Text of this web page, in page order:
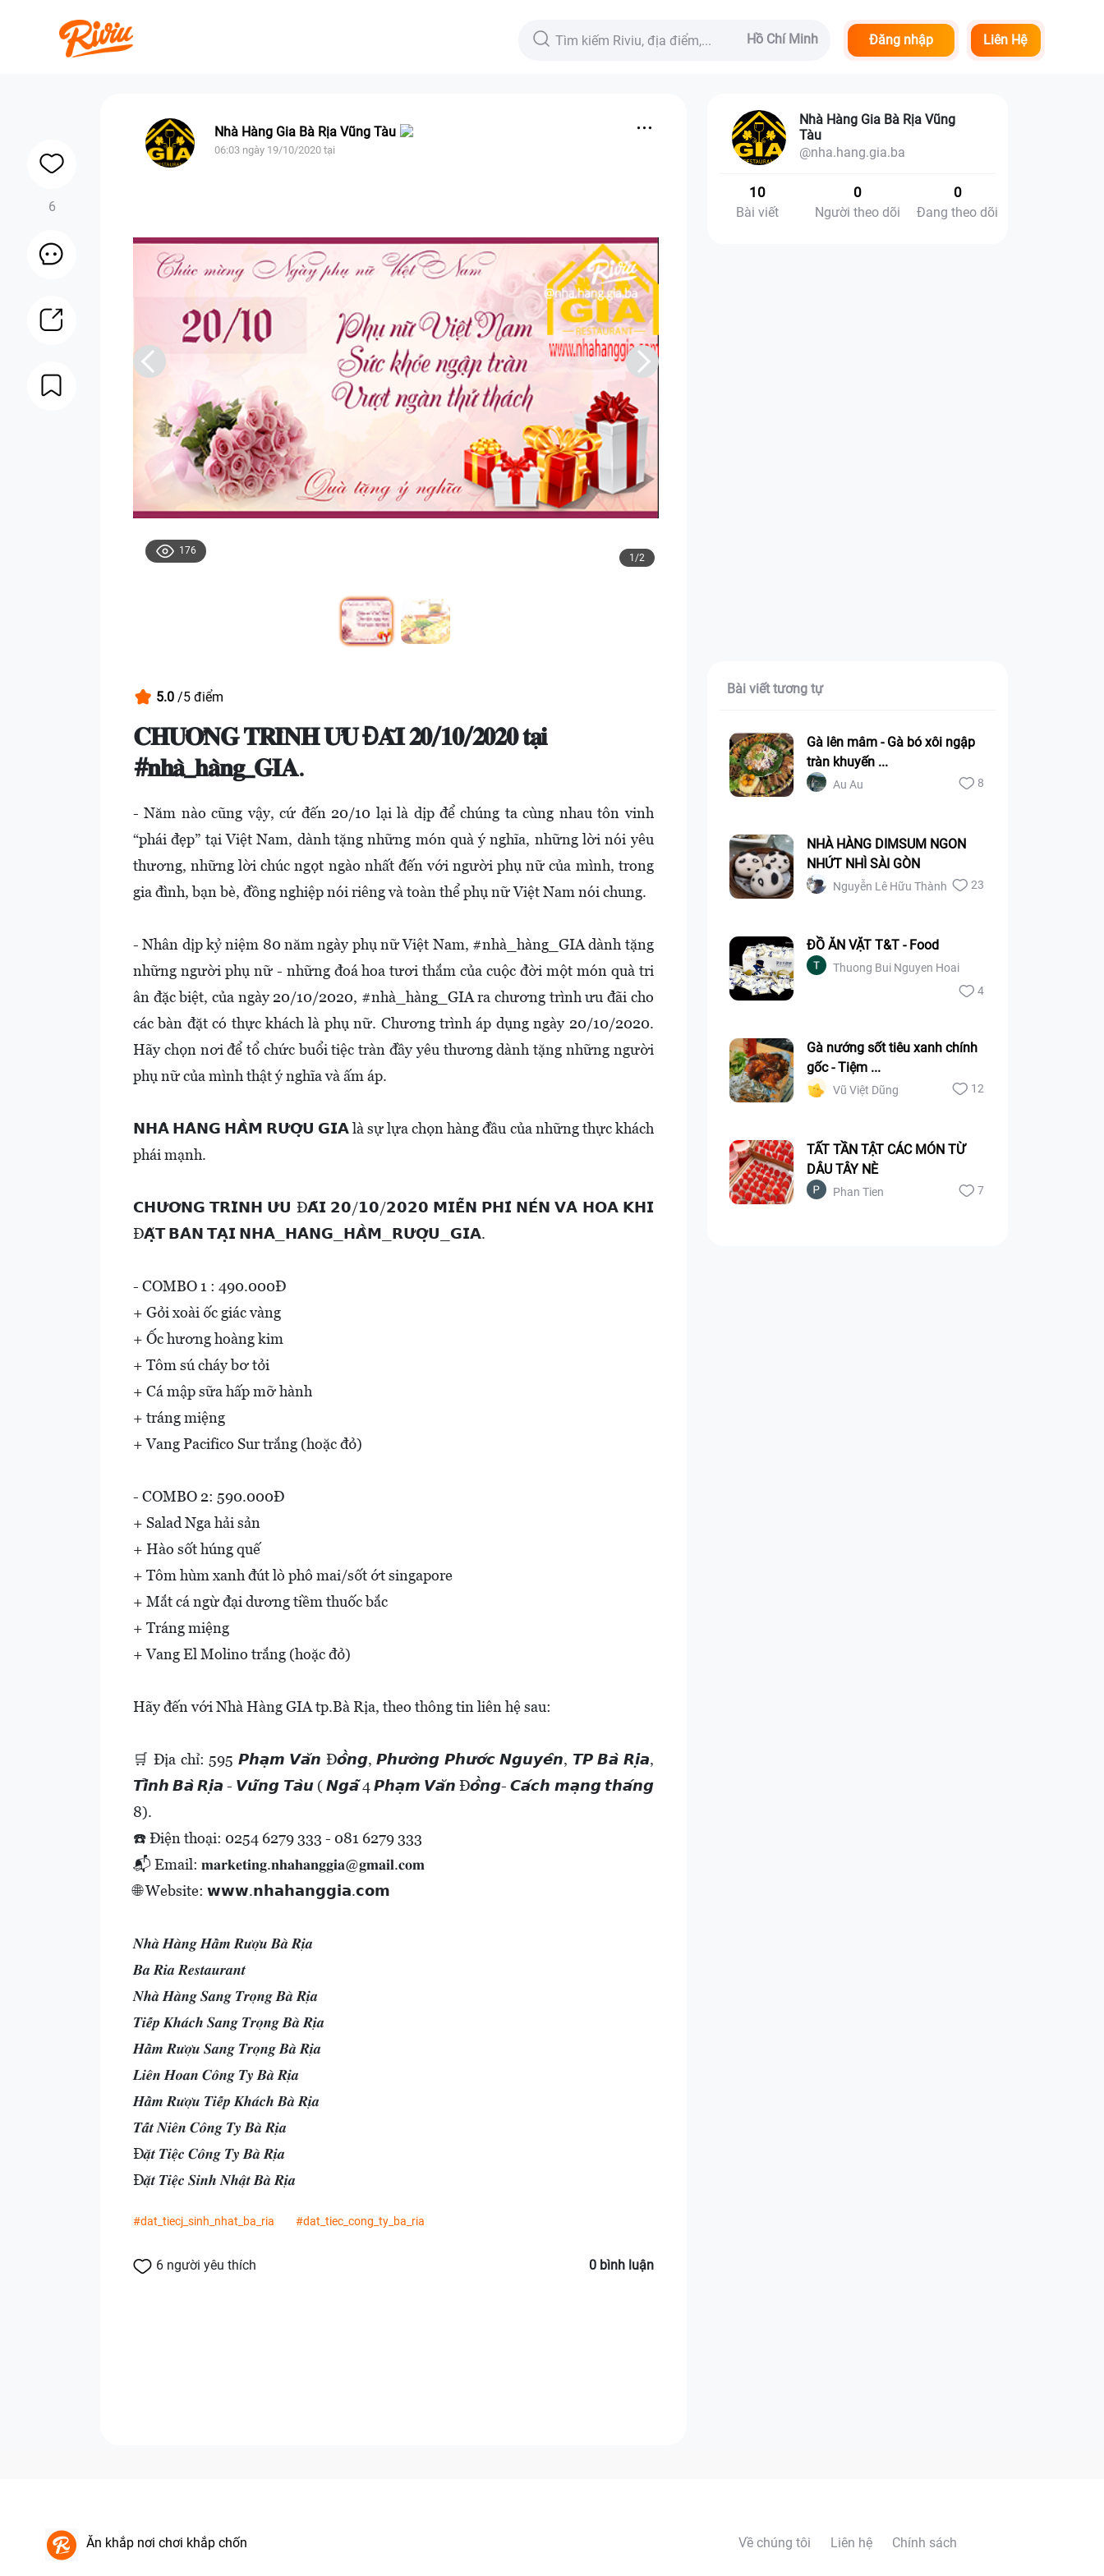
Liên Hệ
Đăng nhập
Hồ Chí Minh
Nhà Hàng Gia Bà Rịa Vũng Tàu
06:03 ngày 19/10/2020 tại
176
1/2
5.0 /5 điểm
𝐂𝐇𝐔̛𝐎̛𝐍𝐆 𝐓𝐑𝐈̀𝐍𝐇 𝐔̛𝐔 Đ𝐀̃𝐈 𝟐𝟎/𝟏𝟎/𝟐𝟎𝟐𝟎 𝐭𝐚̣𝐢
#𝐧𝐡𝐚̀_𝐡𝐚̀𝐧𝐠_𝐆𝐈𝐀.
- Năm nào cũng vậy, cứ đến 20/10 lại là dịp để chúng ta cùng nhau tôn vinh
“phái đẹp” tại Việt Nam, dành tặng những món quà ý nghĩa, những lời nói yêu
thương, những lời chúc ngọt ngào nhất đến với người phụ nữ của mình, trong
gia đình, bạn bè, đồng nghiệp nói riêng và toàn thể phụ nữ Việt Nam nói chung.
- Nhân dịp kỷ niệm 80 năm ngày phụ nữ Việt Nam, #nhà_hàng_GIA dành tặng
những người phụ nữ - những đoá hoa tươi thắm của cuộc đời một món quà tri
ân đặc biệt, của ngày 20/10/2020, #nhà_hàng_GIA ra chương trình ưu đãi cho
các bàn đặt có thực khách là phụ nữ. Chương trình áp dụng ngày 20/10/2020.
Hãy chọn nơi để tổ chức buổi tiệc tràn đầy yêu thương dành tặng những người
phụ nữ của mình thật ý nghĩa và ấm áp.
𝗡𝗛𝗔̀ 𝗛𝗔̀𝗡𝗚 𝗛𝗔̂̀𝗠 𝗥𝗨̛𝗢̛̣𝗨 𝗚𝗜𝗔 là sự lựa chọn hàng đầu của những thực khách
phái mạnh.
𝗖𝗛𝗨̛𝗢̛𝗡𝗚 𝗧𝗥𝗜̀𝗡𝗛 𝗨̛𝗨 Đ𝗔̃𝗜 𝟮𝟬/𝟭𝟬/𝟮𝟬𝟮𝟬 𝗠𝗜𝗘̂̃𝗡 𝗣𝗛𝗜́ 𝗡𝗘̂́𝗡 𝗩𝗔̀ 𝗛𝗢𝗔 𝗞𝗛𝗜
Đ𝗔̣̆𝗧 𝗕𝗔̀𝗡 𝗧𝗔̣𝗜 𝗡𝗛𝗔̀_𝗛𝗔̀𝗡𝗚_𝗛𝗔̂̀𝗠_𝗥𝗨̛𝗢̛̣𝗨_𝗚𝗜𝗔.
- COMBO 1 : 490.000Đ
+ Gỏi xoài ốc giác vàng
+ Ốc hương hoàng kim
+ Tôm sú cháy bơ tỏi
+ Cá mập sữa hấp mỡ hành
+ tráng miệng
+ Vang Pacifico Sur trắng (hoặc đỏ)
- COMBO 2: 590.000Đ
+ Salad Nga hải sản
+ Hào sốt húng quế
+ Tôm hùm xanh đút lò phô mai/sốt ớt singapore
+ Mắt cá ngừ đại dương tiềm thuốc bắc
+ Tráng miệng
+ Vang El Molino trắng (hoặc đỏ)
Hãy đến với Nhà Hàng GIA tp.Bà Rịa, theo thông tin liên hệ sau:
🛒 Địa chỉ: 595 𝙋𝙝𝙖̣𝙢 𝙑𝙖̆𝙣 Đ𝙤̂̀𝙣𝙜, 𝙋𝙝𝙪̛𝙤̛̀𝙣𝙜 𝙋𝙝𝙪̛𝙤̛́𝙘 𝙉𝙜𝙪𝙮𝙚̂𝙣, 𝙏𝙋 𝘽𝙖̀ 𝙍𝙞̣𝙖,
𝙏𝙞̉𝙣𝙝 𝘽𝙖̀ 𝙍𝙞̣𝙖 - 𝙑𝙪̃𝙣𝙜 𝙏𝙖̀𝙪 ( 𝙉𝙜𝙖̃ 4 𝙋𝙝𝙖̣𝙢 𝙑𝙖̆𝙣 Đ𝙤̂̀𝙣𝙜- 𝘾𝙖́𝙘𝙝 𝙢𝙖̣𝙣𝙜 𝙩𝙝𝙖́𝙣𝙜
8).
☎️ Điện thoại: 0254 6279 333 - 081 6279 333
📬 Email: 𝐦𝐚𝐫𝐤𝐞𝐭𝐢𝐧𝐠.𝐧𝐡𝐚𝐡𝐚𝐧𝐠𝐠𝐢𝐚@𝐠𝐦𝐚𝐢𝐥.𝐜𝐨𝐦
🌐 Website: 𝘄𝘄𝘄.𝗻𝗵𝗮𝗵𝗮𝗻𝗴𝗴𝗶𝗮.𝗰𝗼𝗺
𝑵𝒉𝒂̀ 𝑯𝒂̀𝒏𝒈 𝑯𝒂̂̀𝒎 𝑹𝒖̛𝒐̛̣𝒖 𝑩𝒂̀ 𝑹𝒊̣𝒂
𝑩𝒂 𝑹𝒊𝒂 𝑹𝒆𝒔𝒕𝒂𝒖𝒓𝒂𝒏𝒕
𝑵𝒉𝒂̀ 𝑯𝒂̀𝒏𝒈 𝑺𝒂𝒏𝒈 𝑻𝒓𝒐̣𝒏𝒈 𝑩𝒂̀ 𝑹𝒊̣𝒂
𝑻𝒊𝒆̂́𝒑 𝑲𝒉𝒂́𝒄𝒉 𝑺𝒂𝒏𝒈 𝑻𝒓𝒐̣𝒏𝒈 𝑩𝒂̀ 𝑹𝒊̣𝒂
𝑯𝒂̂̀𝒎 𝑹𝒖̛𝒐̛̣𝒖 𝑺𝒂𝒏𝒈 𝑻𝒓𝒐̣𝒏𝒈 𝑩𝒂̀ 𝑹𝒊̣𝒂
𝑳𝒊𝒆̂𝒏 𝑯𝒐𝒂𝒏 𝑪𝒐̂𝒏𝒈 𝑻𝒚 𝑩𝒂̀ 𝑹𝒊̣𝒂
𝑯𝒂̂̀𝒎 𝑹𝒖̛𝒐̛̣𝒖 𝑻𝒊𝒆̂́𝒑 𝑲𝒉𝒂́𝒄𝒉 𝑩𝒂̀ 𝑹𝒊̣𝒂
𝑻𝒂̂́𝒕 𝑵𝒊𝒆̂𝒏 𝑪𝒐̂𝒏𝒈 𝑻𝒚 𝑩𝒂̀ 𝑹𝒊̣𝒂
Đ𝒂̣̆𝒕 𝑻𝒊𝒆̣̂𝒄 𝑪𝒐̂𝒏𝒈 𝑻𝒚 𝑩𝒂̀ 𝑹𝒊̣𝒂
Đ𝒂̣̆𝒕 𝑻𝒊𝒆̣̂𝒄 𝑺𝒊𝒏𝒉 𝑵𝒉𝒂̣̂𝒕 𝑩𝒂̀ 𝑹𝒊̣𝒂
#dat_tiecj_sinh_nhat_ba_ria #dat_tiec_cong_ty_ba_ria
6 người yêu thích 0 bình luận
6
Nhà Hàng Gia Bà Rịa Vũng
Tàu
@nha.hang.gia.ba
10
Bài viết
0
Người theo dõi
0
Đang theo dõi
Bài viết tương tự
Gà lên mâm - Gà bó xôi ngập
tràn khuyến ...
Au Au 8
NHÀ HÀNG DIMSUM NGON
NHỨT NHÌ SÀI GÒN
Nguyễn Lê Hữu Thành 23
ĐỒ ĂN VẶT T&T - Food
Thuong Bui Nguyen Hoai
4
Gà nướng sốt tiêu xanh chính
gốc - Tiệm ...
Vũ Việt Dũng 12
TẤT TẦN TẬT CÁC MÓN TỪ
DÂU TÂY NÈ
Phan Tien 7
Ăn khắp nơi chơi khắp chốn Về chúng tôi Liên hệ Chính sách